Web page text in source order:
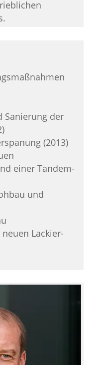
Sanierung der
(2013)
einer Tandem-
und
Lackier-